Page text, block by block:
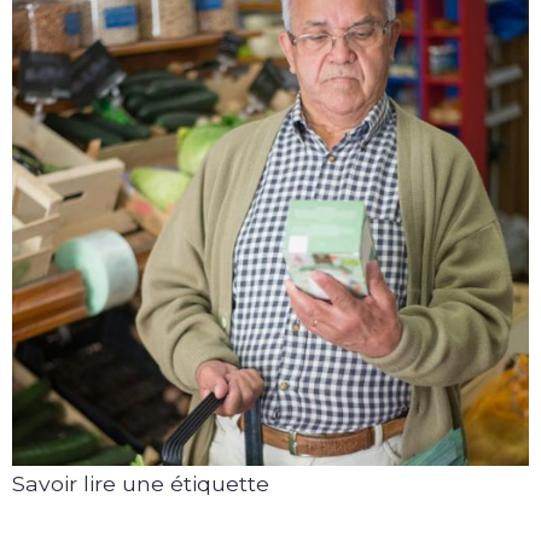
Savoir lire une étiquette